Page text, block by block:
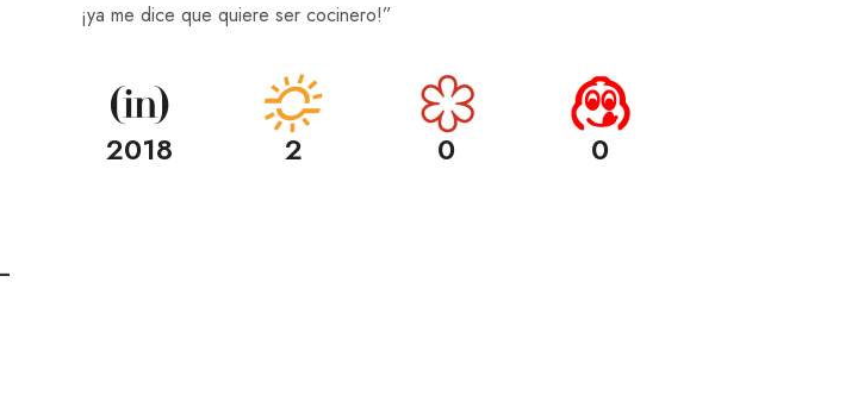
¡ya me dice que quiere ser cocinero!”
2018 2 0 0